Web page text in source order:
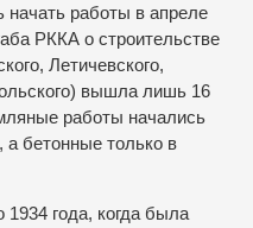
начать работы в апреле
РККА о строительстве
, Летичевского,
) вышла лишь 16
работы начались
бетонные только в
года, когда была